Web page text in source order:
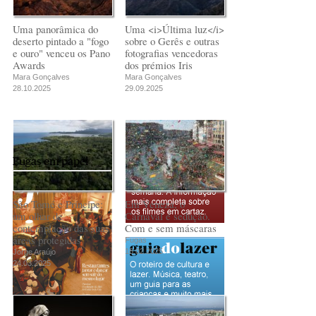
Uma panorâmica do
deserto pintado a "fogo
e ouro" venceu os Pano
Awards
Mara Gonçalves
28.10.2025
Uma <i>Última luz</i>
sobre o Gerês e outras
fotografias vencedoras
dos prémios Iris
Mara Gonçalves
29.09.2025
São Tomé e Príncipe:
um olhar de
contemplação das suas
áreas protegidas
Jorge Araújo
24.03.2025
Em Veneza, o
Carnaval é sedução.
Com e sem máscaras
Fugas
18.02.2025
Fugas em papel